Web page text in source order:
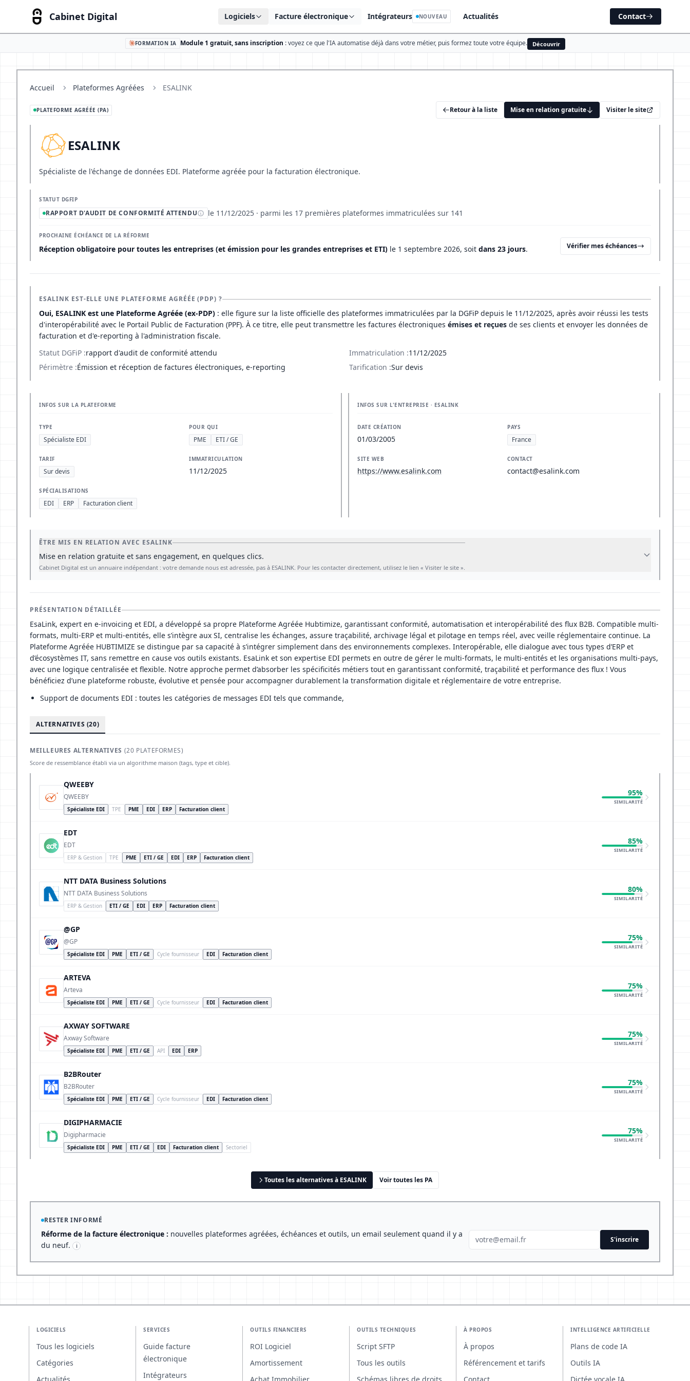
Cabinet Digital Logiciels Facture électronique Intégrateurs NOUVEAU Actualités Contact
FORMATION IA Module 1 gratuit, sans inscription : voyez ce que l'IA automatise déjà dans votre métier, puis formez toute votre équipe. Découvrir
Accueil Plateformes Agréées ESALINK
PLATEFORME AGRÉÉE (PA) Retour à la liste Mise en relation gratuite Visiter le site
ESALINK
Spécialiste de l'échange de données EDI. Plateforme agréée pour la facturation électronique.
STATUT DGFIP
RAPPORT D'AUDIT DE CONFORMITÉ ATTENDU le 11/12/2025 · parmi les 17 premières plateformes immatriculées sur 141
PROCHAINE ÉCHÉANCE DE LA RÉFORME
Réception obligatoire pour toutes les entreprises (et émission pour les grandes entreprises et ETI) le 1 septembre 2026, soit dans 23 jours. Vérifier mes échéances
ESALINK EST-ELLE UNE PLATEFORME AGRÉÉE (PDP) ?
Oui, ESALINK est une Plateforme Agréée (ex-PDP) : elle figure sur la liste officielle des plateformes immatriculées par la DGFiP depuis le 11/12/2025, après avoir réussi les tests
d'interopérabilité avec le Portail Public de Facturation (PPF). À ce titre, elle peut transmettre les factures électroniques émises et reçues de ses clients et envoyer les données de
facturation et d'e-reporting à l'administration fiscale.
Statut DGFiP :rapport d'audit de conformité attendu Immatriculation :11/12/2025
Périmètre :Émission et réception de factures électroniques, e-reporting Tarification :Sur devis
INFOS SUR LA PLATEFORME
TYPE
Spécialiste EDI
POUR QUI
PME ETI / GE
TARIF
Sur devis
IMMATRICULATION
11/12/2025
SPÉCIALISATIONS
EDI ERP Facturation client
INFOS SUR L'ENTREPRISE · ESALINK
DATE CRÉATION
01/03/2005
PAYS
France
SITE WEB
https://www.esalink.com
CONTACT
contact@esalink.com
ÊTRE MIS EN RELATION AVEC ESALINK
Mise en relation gratuite et sans engagement, en quelques clics.
Cabinet Digital est un annuaire indépendant : votre demande nous est adressée, pas à ESALINK. Pour les contacter directement, utilisez le lien « Visiter le site ».
PRÉSENTATION DÉTAILLÉE
EsaLink, expert en e-invoicing et EDI, a développé sa propre Plateforme Agréée Hubtimize, garantissant conformité, automatisation et interopérabilité des flux B2B. Compatible multi-
formats, multi-ERP et multi-entités, elle s’intègre aux SI, centralise les échanges, assure traçabilité, archivage légal et pilotage en temps réel, avec veille réglementaire continue. La
Plateforme Agréée HUBTIMIZE se distingue par sa capacité à s’intégrer simplement dans des environnements complexes. Interopérable, elle dialogue avec tous types d’ERP et
d’écosystèmes IT, sans remettre en cause vos outils existants. EsaLink et son expertise EDI permets en outre de gérer le multi-formats, le multi-entités et les organisations multi-pays,
avec une logique centralisée et flexible. Notre approche permet d’absorber les spécificités métiers tout en garantissant conformité, traçabilité et performance des flux ! Vous
bénéficiez d’une plateforme robuste, évolutive et pensée pour accompagner durablement la transformation digitale et réglementaire de votre entreprise.
Support de documents EDI : toutes les catégories de messages EDI tels que commande,
ALTERNATIVES (20)
MEILLEURES ALTERNATIVES (20 PLATEFORMES)
Score de ressemblance établi via un algorithme maison (tags, type et cible).
QWEEBY
QWEEBY
Spécialiste EDI TPE PME EDI ERP Facturation client
95%
SIMILARITÉ
EDT
EDT
ERP & Gestion TPE PME ETI / GE EDI ERP Facturation client
85%
SIMILARITÉ
NTT DATA Business Solutions
NTT DATA Business Solutions
ERP & Gestion ETI / GE EDI ERP Facturation client
80%
SIMILARITÉ
@GP
@GP
Spécialiste EDI PME ETI / GE Cycle fournisseur EDI Facturation client
75%
SIMILARITÉ
ARTEVA
Arteva
Spécialiste EDI PME ETI / GE Cycle fournisseur EDI Facturation client
75%
SIMILARITÉ
AXWAY SOFTWARE
Axway Software
Spécialiste EDI PME ETI / GE API EDI ERP
75%
SIMILARITÉ
B2BRouter
B2BRouter
Spécialiste EDI PME ETI / GE Cycle fournisseur EDI Facturation client
75%
SIMILARITÉ
DIGIPHARMACIE
Digipharmacie
Spécialiste EDI PME ETI / GE EDI Facturation client Sectoriel
75%
SIMILARITÉ
Toutes les alternatives à ESALINK Voir toutes les PA
RESTER INFORMÉ
Réforme de la facture électronique : nouvelles plateformes agréées, échéances et outils, un email seulement quand il y a
du neuf.
i
S'inscrire
LOGICIELS
Tous les logiciels
Catégories
SERVICES
Guide facture
électronique
Intégrateurs
OUTILS FINANCIERS
ROI Logiciel
Amortissement
OUTILS TECHNIQUES
Script SFTP
Tous les outils
À PROPOS
À propos
Référencement et tarifs
INTELLIGENCE ARTIFICIELLE
Plans de code IA
Outils IA